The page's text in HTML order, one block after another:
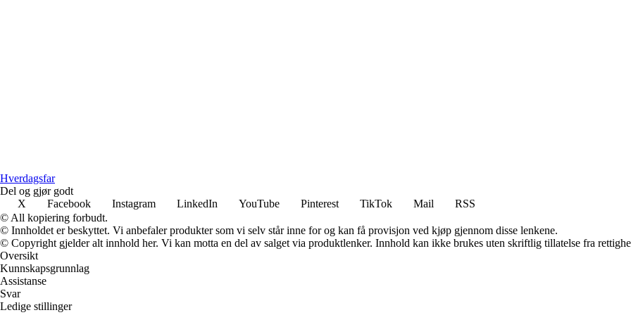
Hverdagsfar
Del og gjør godt
X
Facebook Instagram LinkedIn YouTube Pinterest TikTok Mail
RSS
© All kopiering forbudt.
© Innholdet er beskyttet. Vi anbefaler produkter som vi selv står inne for og kan få provisjon ved kjøp gjennom disse lenkene.
© Copyright gjelder alt innhold her. Vi kan motta en del av salget via produktlenker. Innhold kan ikke brukes uten skriftlig tillatelse fra
Oversikt
Kunnskapsgrunnlag
Assistanse
Svar
Ledige stillinger